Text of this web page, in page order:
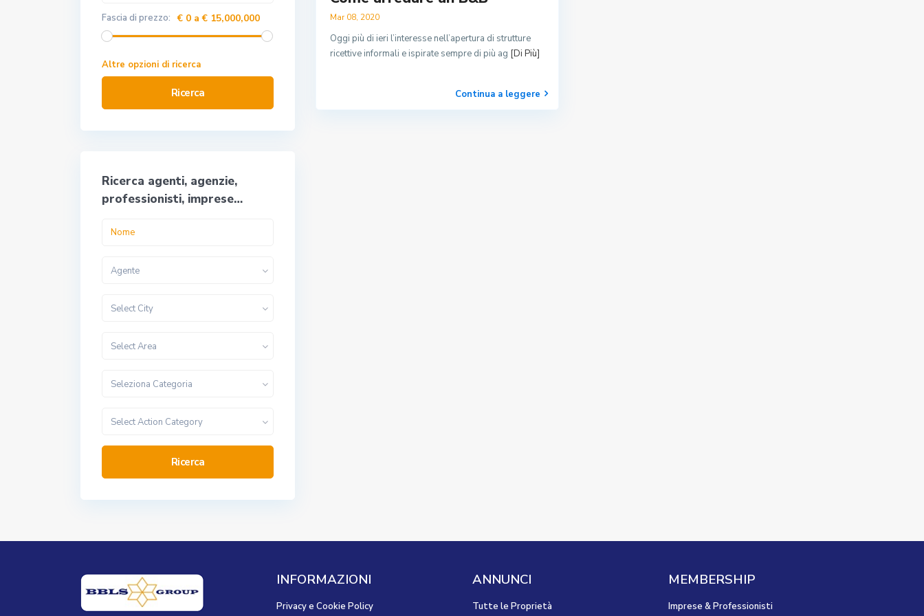
Mar 08, 2020
Oggi più di ieri l’interesse nell’apertura di strutture
ricettive informali e ispirate sempre di più ag [Di Più]
Continua a leggere
Fascia di prezzo: € 0 a € 15,000,000
Altre opzioni di ricerca
Ricerca
Ricerca agenti, agenzie,
professionisti, imprese…
Agente
Select City
Select Area
Seleziona Categoria
Select Action Category
Ricerca
INFORMAZIONI
Privacy e Cookie Policy
ANNUNCI
Tutte le Proprietà
MEMBERSHIP
Imprese & Professionisti